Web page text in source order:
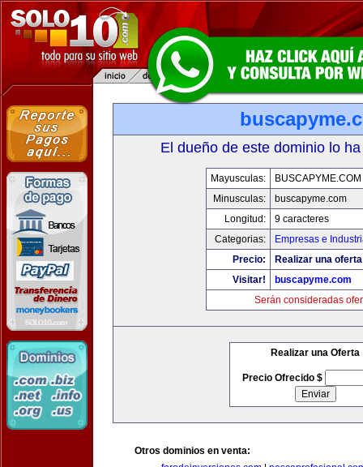
El dueño de este dominio lo
Mayusculas:
BUSCAPYME.COM
Minusculas:
buscapyme.com
Longitud:
9 caracteres
Categorias:
Empresas e
Precio:
Realizar una
Visitar!
buscapyme.com
Serán consideradas
Realizar una Oferta
Precio Ofrecido $
Otros dominios en venta: